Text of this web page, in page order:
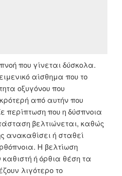
που γίνεται δύσκολα.
αίσθημα που το
οξυγόνου που
από αυτήν που
περίπτωση που η δύσπνοια
βελτιώνεται, καθώς
ανακαθίσει ή σταθεί
Η βελτίωση
καθιστή ή όρθια θέση τα
λιγότερο το